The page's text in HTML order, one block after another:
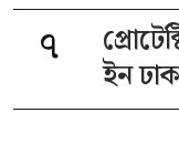
৭
ইন